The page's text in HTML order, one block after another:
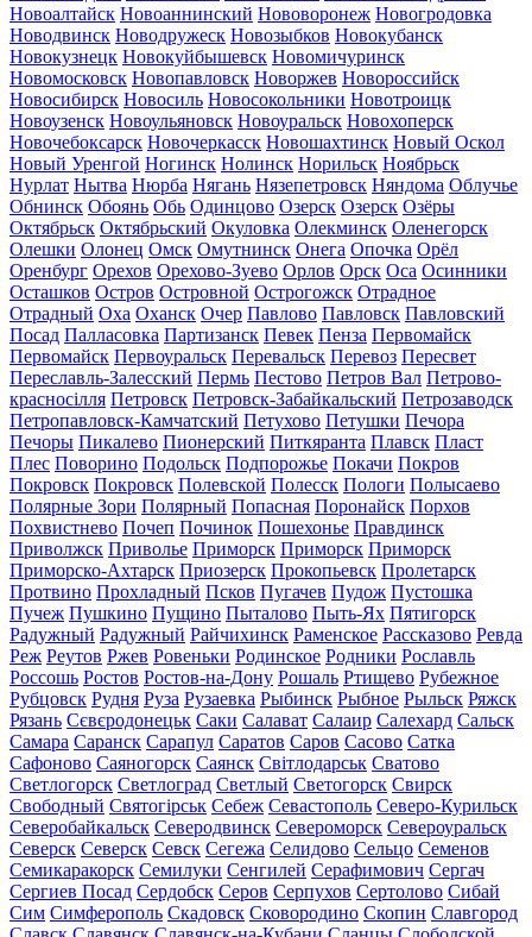
Новоалтайск Новоаннинский Нововоронеж Новогродовка
Новодвинск Новодружеск Новозыбков Новокубанск
Новокузнецк Новокуйбышевск Новомичуринск
Новомосковск Новопавловск Новоржев Новороссийск
Новосибирск Новосиль Новосокольники Новотроицк
Новоузенск Новоульяновск Новоуральск Новохоперск
Новочебоксарск Новочеркасск Новошахтинск Новый Оскол
Новый Уренгой Ногинск Нолинск Норильск Ноябрьск
Нурлат Нытва Нюрба Нягань Нязепетровск Няндома Облучье
Обнинск Обоянь Обь Одинцово Озерск Озерск Озёры
Октябрьск Октябрьский Окуловка Олекминск Оленегорск
Олешки Олонец Омск Омутнинск Онега Опочка Орёл
Оренбург Орехов Орехово-Зуево Орлов Орск Оса Осинники
Осташков Остров Островной Острогожск Отрадное
Отрадный Оха Оханск Очер Павлово Павловск Павловский
Посад Палласовка Партизанск Певек Пенза Первомайск
Первомайск Первоуральск Перевальск Перевоз Пересвет
Переславль-Залесский Пермь Пестово Петров Вал Петрово-
красносілля Петровск Петровск-Забайкальский Петрозаводск
Петропавловск-Камчатский Петухово Петушки Печора
Печоры Пикалево Пионерский Питкяранта Плавск Пласт
Плес Поворино Подольск Подпорожье Покачи Покров
Покровск Покровск Полевской Полесск Пологи Полысаево
Полярные Зори Полярный Попасная Поронайск Порхов
Похвистнево Почеп Починок Пошехонье Правдинск
Приволжск Приволье Приморск Приморск Приморск
Приморско-Ахтарск Приозерск Прокопьевск Пролетарск
Протвино Прохладный Псков Пугачев Пудож Пустошка
Пучеж Пушкино Пущино Пыталово Пыть-Ях Пятигорск
Радужный Радужный Райчихинск Раменское Рассказово Ревда
Реж Реутов Ржев Ровеньки Родинское Родники Рославль
Россошь Ростов Ростов-на-Дону Рошаль Ртищево Рубежное
Рубцовск Рудня Руза Рузаевка Рыбинск Рыбное Рыльск Ряжск
Рязань Сєвєродонецьк Саки Салават Салаир Салехард Сальск
Самара Саранск Сарапул Саратов Саров Сасово Сатка
Сафоново Саяногорск Саянск Світлодарськ Сватово
Светлогорск Светлоград Светлый Светогорск Свирск
Свободный Святогірськ Себеж Севастополь Северо-Курильск
Северобайкальск Северодвинск Североморск Североуральск
Северск Северск Севск Сегежа Селидово Сельцо Семенов
Семикаракорск Семилуки Сенгилей Серафимович Сергач
Сергиев Посад Сердобск Серов Серпухов Сертолово Сибай
Сим Симферополь Скадовск Сковородино Скопин Славгород